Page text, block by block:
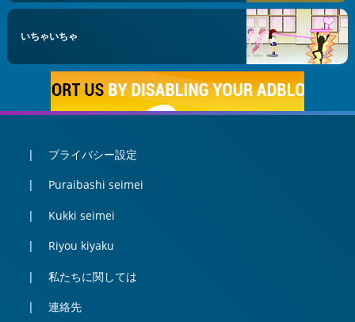
いちゃいちゃ
プライバシー設定
Puraibashi seimei
Kukki seimei
Riyou kiyaku
私たちに関しては
連絡先